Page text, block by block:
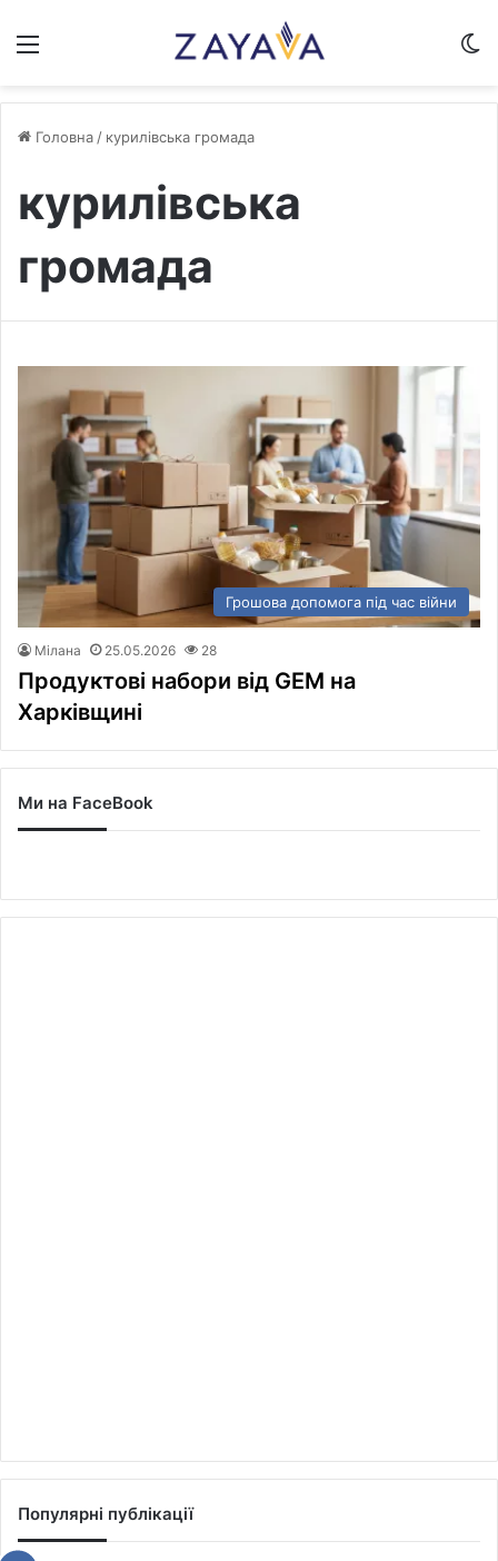
Головна / курилівська громада
курилівська
громада
Грошова допомога під час війни
Мілана 25.05.2026 28
Продуктові набори від GEM на
Харківщині
Ми на FaceBook
Популярні публікації